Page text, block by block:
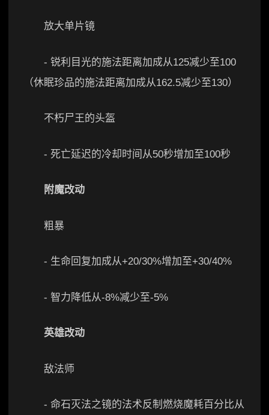
放大单片镜
- 锐利目光的施法距离加成从125减少至100
（休眠珍品的施法距离加成从162.5减少至130）
不朽尸王的头盔
- 死亡延迟的冷却时间从50秒增加至100秒
附魔改动
粗暴
- 生命回复加成从+20/30%增加至+30/40%
- 智力降低从-8%减少至-5%
英雄改动
敌法师
- 命石灭法之镜的法术反制燃烧魔耗百分比从